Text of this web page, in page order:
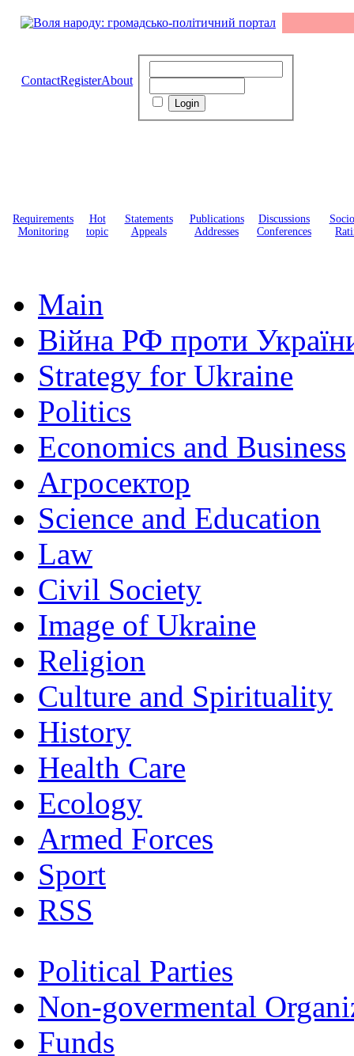
ContactRegisterAbout
Requirements
Monitoring
Hot
topic
Statements
Appeals
Publications
Addresses
Discussions
Conferences
Main
Війна РФ проти
Strategy for Ukraine
Politics
Economics and Business
Агросектор
Science and Education
Law
Civil Society
Image of Ukraine
Religion
Culture and Spirituality
History
Health Care
Ecology
Armed Forces
Sport
RSS
Political Parties
Non-govermental
Funds